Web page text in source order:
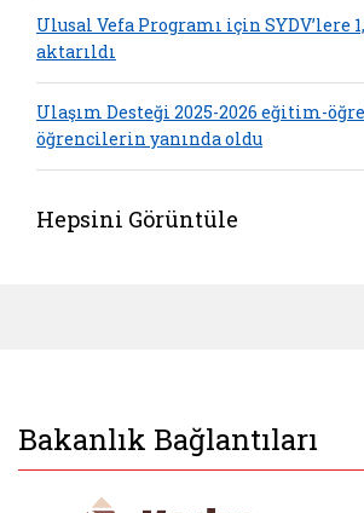
Ulusal Vefa Programı için
aktarıldı
Ulaşım Desteği 2025-2026 eğitim-
öğrencilerin yanında oldu
Hepsini Görüntüle
Bakanlık Bağlantıları